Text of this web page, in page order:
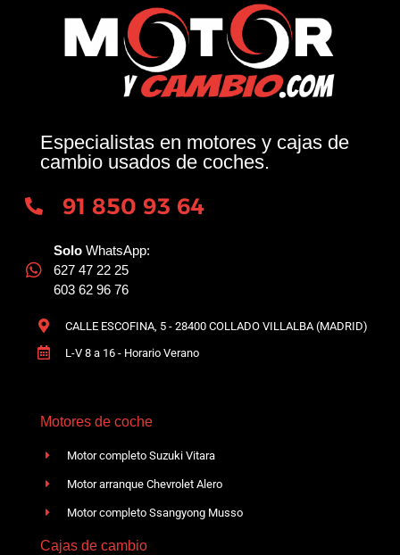
Especialistas en motores y cajas de
cambio usados de coches.
91 850 93 64
Solo WhatsApp:
627 47 22 25
603 62 96 76
CALLE ESCOFINA, 5 - 28400 COLLADO VILLALBA (MADRID)
L-V 8 a 16 - Horario Verano
Motores de coche
Motor completo Suzuki Vitara
Motor arranque Chevrolet Alero
Motor completo Ssangyong Musso
Cajas de cambio